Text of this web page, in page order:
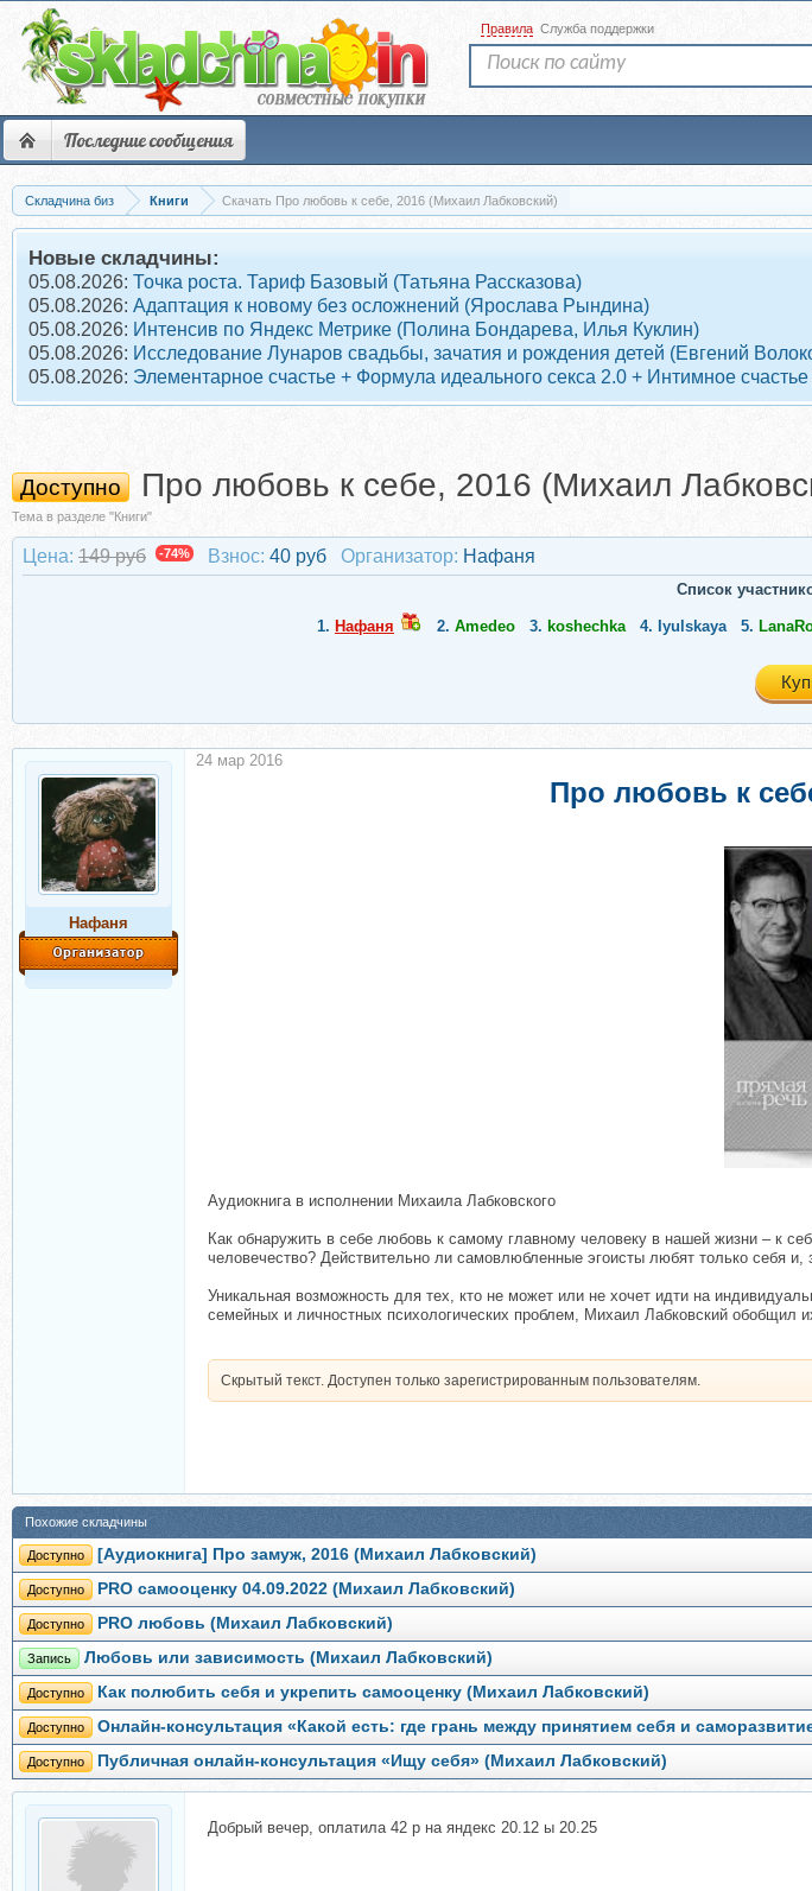
Последние сообщения
Правила Служба поддержки
Складчина биз Книги Скачать Про любовь к себе, 2016 (Михаил Лабковский)
Новые складчины:
05.08.2026: Точка роста. Тариф Базовый (Татьяна Рассказова)
05.08.2026: Адаптация к новому без осложнений (Ярослава Рындина)
05.08.2026: Интенсив по Яндекс Метрике (Полина Бондарева, Илья Куклин)
05.08.2026: Исследование Лунаров свадьбы, зачатия и рождения детей (Евгений
05.08.2026: Элементарное счастье + Формула идеального секса 2.0 + Интимное
Доступно Про любовь к себе, 2016 (Михаил
Тема в разделе "Книги"
Цена: 149 руб -74% Взнос: 40 руб Организатор: Нафаня
Список
1. Нафаня 2. Amedeo 3. koshechka 4. Iyulskaya 5.
Нафаня
Про любовь к
Аудиокнига в исполнении Михаила Лабковского
Как обнаружить в себе любовь к самому главному человеку в нашей жизни – к
человечество? Действительно ли самовлюбленные эгоисты любят только себя и,
Уникальная возможность для тех, кто не может или не хочет идти на
семейных и личностных психологических проблем, Михаил Лабковский обобщил
Скрытый текст. Доступен только зарегистрированным пользователям.
24 мар 2016
Похожие складчины
Доступно [Аудиокнига] Про замуж, 2016 (Михаил Лабковский)
Доступно PRO самооценку 04.09.2022 (Михаил Лабковский)
Доступно PRO любовь (Михаил Лабковский)
Запись Любовь или зависимость (Михаил Лабковский)
Доступно Как полюбить себя и укрепить самооценку (Михаил Лабковский)
Доступно Онлайн-консультация «Какой есть: где грань между принятием себя и
Доступно Публичная онлайн-консультация «Ищу себя» (Михаил Лабковский)
Добрый вечер, оплатила 42 р на яндекс 20.12 ы 20.25